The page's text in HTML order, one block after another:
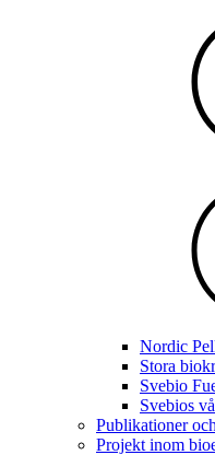
Nordic
Stora
Svebio
Svebios
Publikationer
Projekt inom